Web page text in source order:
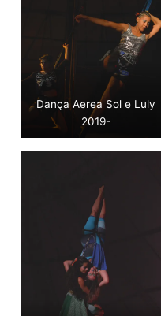
Dança Aerea Sol e Luly
2019-